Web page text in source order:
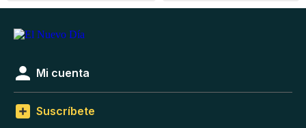
Mi cuenta
Suscríbete